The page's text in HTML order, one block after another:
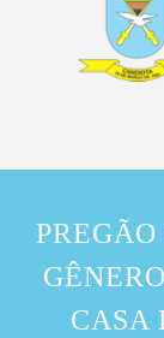
CASA